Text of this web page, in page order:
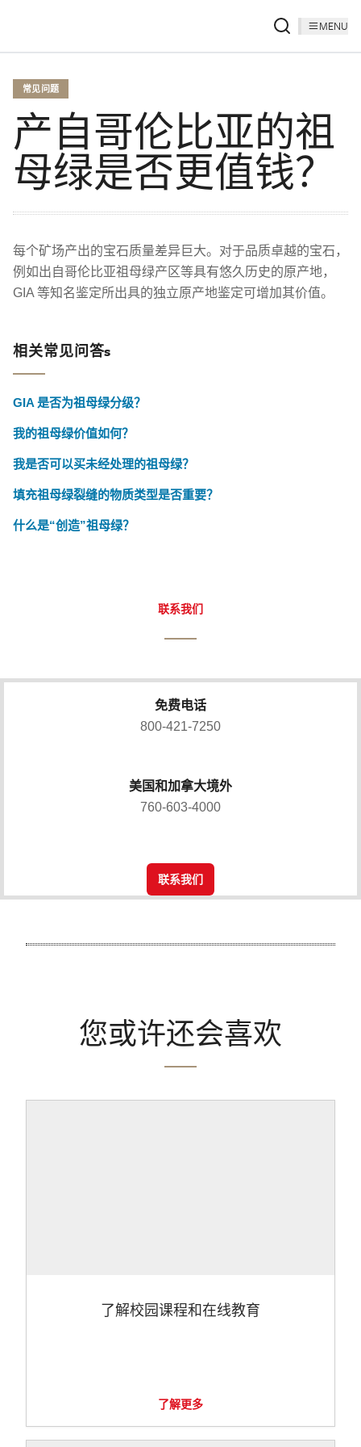
MENU
常见问题
产自哥伦比亚的祖
母绿是否更值钱？
每个矿场产出的宝石质量差异巨大。对于品质卓越的宝石，
例如出自哥伦比亚祖母绿产区等具有悠久历史的原产地，
GIA 等知名鉴定所出具的独立原产地鉴定可增加其价值。
相关常见问答s
GIA 是否为祖母绿分级？
我的祖母绿价值如何？
我是否可以买未经处理的祖母绿？
填充祖母绿裂缝的物质类型是否重要？
什么是“创造”祖母绿？
联系我们
免费电话
800-421-7250
美国和加拿大境外
760-603-4000
联系我们
您或许还会喜欢
了解校园课程和在线教育
了解更多